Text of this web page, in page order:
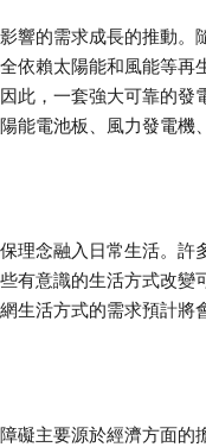
響的需求成長的推動。
依賴太陽能和風能等再
此，一套強大可靠的
能電池板、風力發電
理念融入日常生活。
有意識的生活方式改
生活方式的需求預計將
礙主要源於經濟方面的